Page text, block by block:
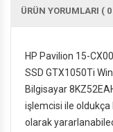
ÜRÜN YORUMLARI ( 0
HP Pavilion 15-
SSD GTX1050Ti
Bilgisayar
işlemcisi ile oldukça
olarak